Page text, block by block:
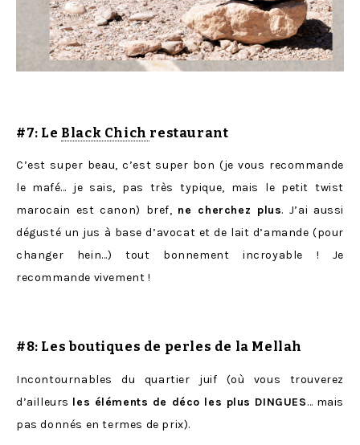
#7: Le Black Chich restaurant
C’est super beau, c’est super bon (je vous recommande
le mafé… je sais, pas très typique, mais le petit twist
marocain est canon) bref, ne cherchez plus. J’ai aussi
dégusté un jus à base d’avocat et de lait d’amande (pour
changer hein…) tout bonnement incroyable ! Je
recommande vivement !
#8: Les boutiques de perles de la Mellah
Incontournables du quartier juif (où vous trouverez
d’ailleurs les éléments de déco les plus DINGUES… mais
pas donnés en termes de prix).